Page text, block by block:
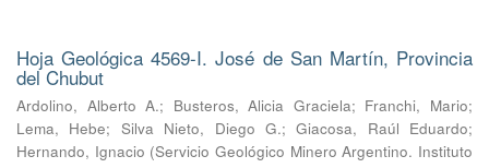
Hoja Geológica 4569-I. José de San Martín, Provincia
del Chubut
Ardolino, Alberto A.; Busteros, Alicia Graciela; Franchi, Mario;
Lema, Hebe; Silva Nieto, Diego G.;Giacosa, Raúl Eduardo;
Hernando, Ignacio (Servicio Geológico Minero Argentino. Instituto